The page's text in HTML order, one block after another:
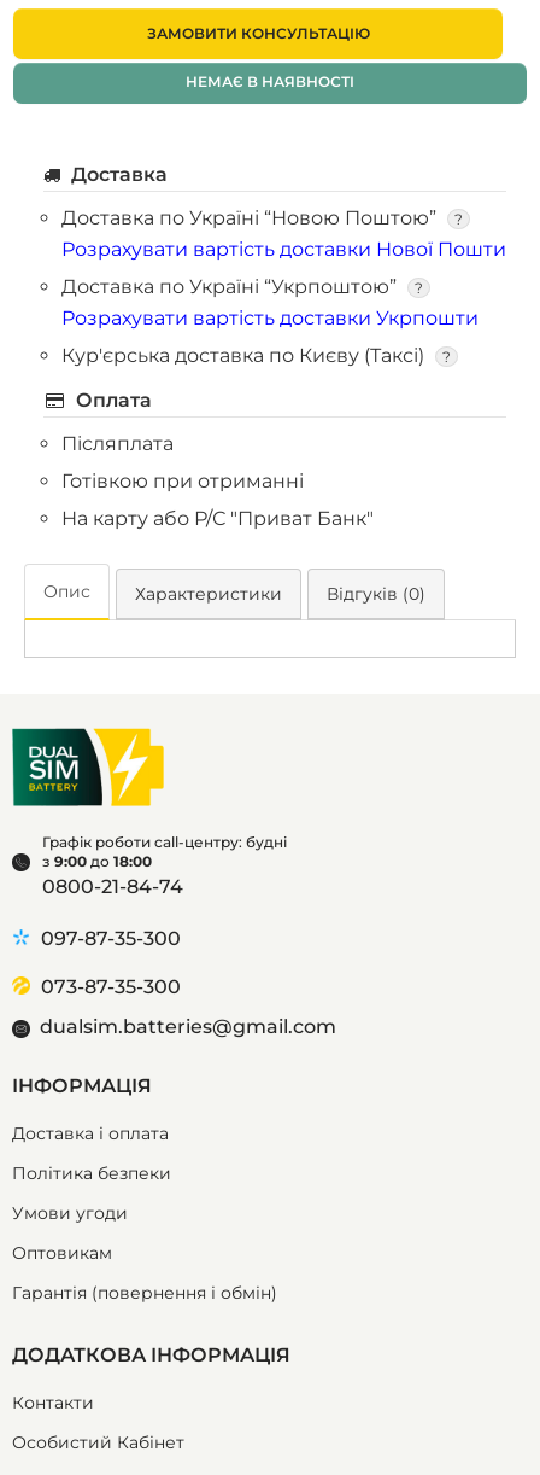
ЗАМОВИТИ КОНСУЛЬТАЦІЮ
НЕМАЄ В НАЯВНОСТІ
Доставка
Доставка по Україні “Новою Поштою”
?
Розрахувати вартість доставки Нової Пошти
Доставка по Україні “Укрпоштою”
?
Розрахувати вартість доставки Укрпошти
Кур'єрська доставка по Києву (Таксі)
?
Оплата
Післяплата
Готівкою при отриманні
На карту або Р/С "Приват Банк"
Опис Характеристики Відгуків (0)
Графік роботи call-центру: будні
з 9:00 до 18:00
0800-21-84-74
097-87-35-300
073-87-35-300
dualsim.batteries@gmail.com
ІНФОРМАЦІЯ
Доставка і оплата
Політика безпеки
Умови угоди
Оптовикам
Гарантія (повернення і обмін)
ДОДАТКОВА ІНФОРМАЦІЯ
Контакти
Особистий Кабінет